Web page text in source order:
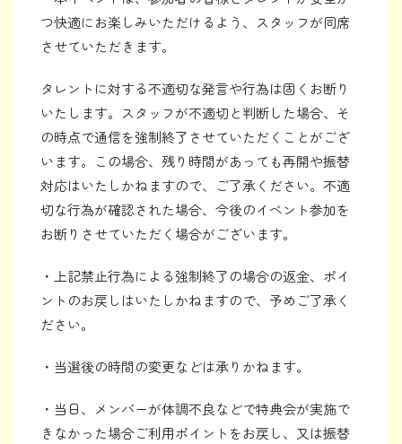
つ快適にお楽しみいただけるよう、スタッフが同席
させていただきます。
タレントに対する不適切な発言や行為は固くお断り
いたします。スタッフが不適切と判断した場合、そ
の時点で通信を強制終了させていただくことがござ
います。この場合、残り時間があっても再開や振替
対応はいたしかねますので、ご了承ください。不適
切な行為が確認された場合、今後のイベント参加を
お断りさせていただく場合がございます。
・上記禁止行為による強制終了の場合の返金、ポイ
ントのお戻しはいたしかねますので、予めご了承く
ださい。
・当選後の時間の変更などは承りかねます。
・当日、メンバーが体調不良などで特典会が実施で
きなかった場合ご利用ポイントをお戻し、又は振替